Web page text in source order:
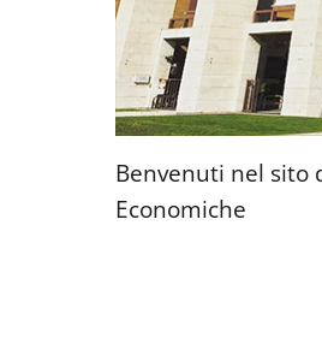
Benvenuti nel sito
Economiche